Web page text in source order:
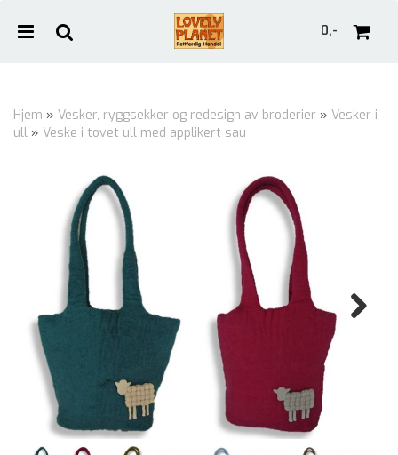
0,-
Hjem » Vesker, ryggsekker og redesign av broderier » Vesker i
ull » Veske i tovet ull med applikert sau
Trykk ENTER for å søke